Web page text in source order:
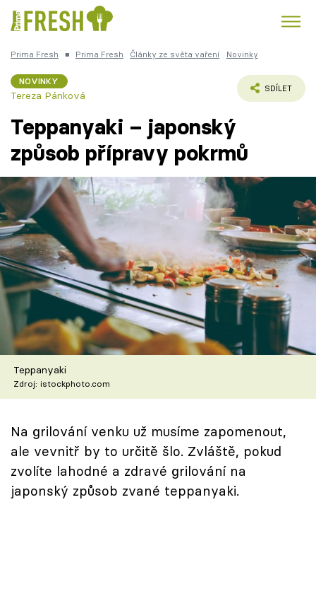
Česká kuchyně
Témata
Recepty
Články
TV Program
Škola vaření
Recepty z TV
Speciál: Cuketa
Těhotnej kuchař
Sledujte prima+
Prima Fresh ■ Prima Fresh Články ze světa vaření Novinky
NOVINKY
Tereza Pánková
SDÍLET
Teppanyaki – japonský
způsob přípravy pokrmů
Teppanyaki
Zdroj: istockphoto.com
Na grilování venku už musíme zapomenout,
ale vevnitř by to určitě šlo. Zvláště, pokud
zvolíte lahodné a zdravé grilování na
japonský způsob zvané teppanyaki.